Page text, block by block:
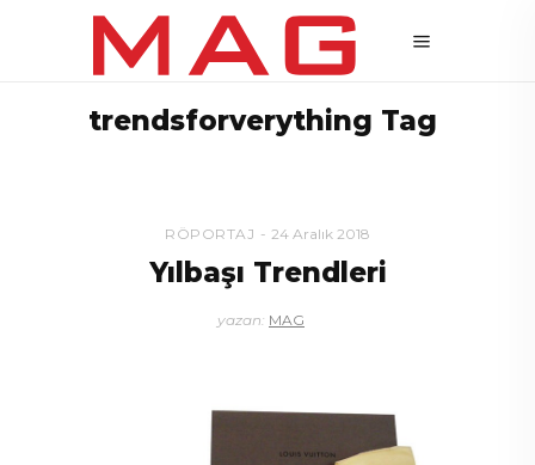
trendsforverything Tag
RÖPORTAJ 24 Aralık 2018
Yılbaşı Trendleri
yazan: MAG